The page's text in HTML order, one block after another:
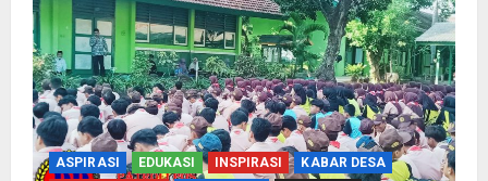
ASPIRASI EDUKASI INSPIRASI
KABAR DESA